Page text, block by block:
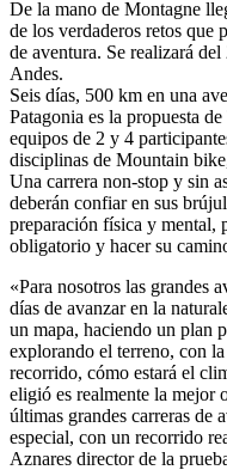
De la mano de Montagne
de los verdaderos retos que
de aventura. Se realizará
Andes.
Seis días, 500 km en una
Patagonia es la propuesta
equipos de 2 y 4
disciplinas de Mountain
Una carrera non-stop y sin
deberán confiar en sus
preparación física y mental,
obligatorio y hacer su
«Para nosotros las grandes
días de avanzar en la
un mapa, haciendo un plan
explorando el terreno, con
recorrido, cómo estará el
eligió es realmente la mejor
últimas grandes carreras de
especial, con un recorrido
Aznares director de la